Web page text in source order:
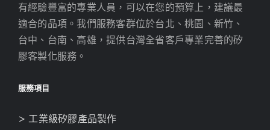
有經驗豐富的專業人員，可以在您的預算上，建議最
適合的品項。我們服務客群位於台北、桃園、新竹、
台中、台南、高雄，提供台灣全省客戶專業完善的矽
膠客製化服務。
服務項目
> 工業級矽膠產品製作